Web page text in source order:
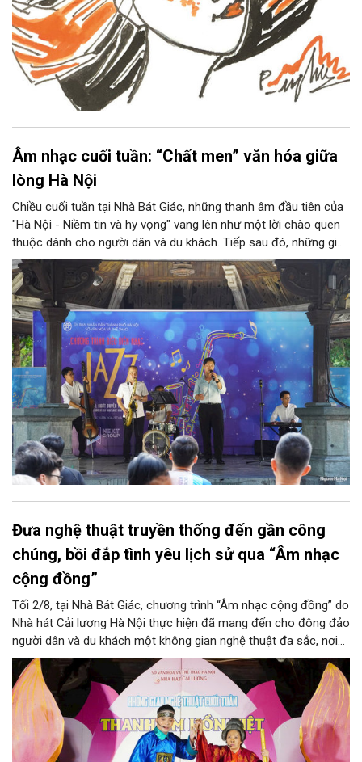
Âm nhạc cuối tuần: “Chất men” văn hóa giữa
lòng Hà Nội
Chiều cuối tuần tại Nhà Bát Giác, những thanh âm đầu tiên của
"Hà Nội - Niềm tin và hy vọng" vang lên như một lời chào quen
thuộc dành cho người dân và du khách. Tiếp sau đó, những giai
điệu jazz kinh điển của thế giới lần lượt cất lên qua phần biểu
diễn của NSƯT Quyền Văn Minh và các nghệ sĩ Bình Minh Jazz
Club, mở ra một không gian âm nhạc giàu cảm xúc ngay giữa
trung tâm Thủ đô.
Đưa nghệ thuật truyền thống đến gần công
chúng, bồi đắp tình yêu lịch sử qua “Âm nhạc
cộng đồng”
Tối 2/8, tại Nhà Bát Giác, chương trình “Âm nhạc cộng đồng” do
Nhà hát Cải lương Hà Nội thực hiện đã mang đến cho đông đảo
người dân và du khách một không gian nghệ thuật đa sắc, nơi
những làn điệu cải lương, ca cổ, tân cổ và các tiết mục múa
hòa quyện trong không gian của phố đi bộ hồ Hoàn Kiếm. Đặc
biệt, chương trình có sự giao lưu của các nghệ sĩ đến từ
phương Nam, góp phần tạo nên cuộc gặp gỡ nghệ thuật giàu
cảm xúc.